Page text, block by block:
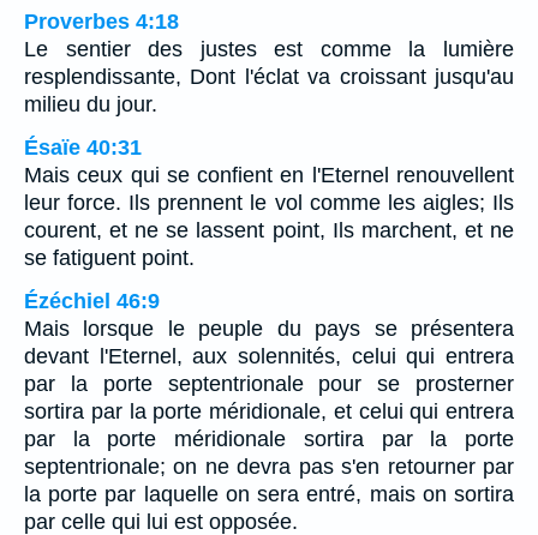
Proverbes 4:18
Le sentier des justes est comme la lumière
resplendissante, Dont l'éclat va croissant jusqu'au
milieu du jour.
Ésaïe 40:31
Mais ceux qui se confient en l'Eternel renouvellent
leur force. Ils prennent le vol comme les aigles; Ils
courent, et ne se lassent point, Ils marchent, et ne
se fatiguent point.
Ézéchiel 46:9
Mais lorsque le peuple du pays se présentera
devant l'Eternel, aux solennités, celui qui entrera
par la porte septentrionale pour se prosterner
sortira par la porte méridionale, et celui qui entrera
par la porte méridionale sortira par la porte
septentrionale; on ne devra pas s'en retourner par
la porte par laquelle on sera entré, mais on sortira
par celle qui lui est opposée.